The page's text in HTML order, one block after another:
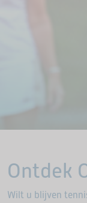
Ontdek
Wilt u blijven